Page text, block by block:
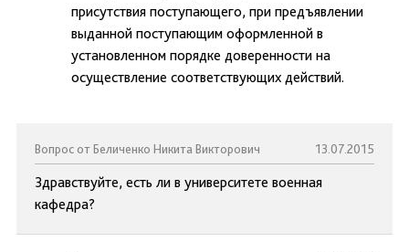
присутствия поступающего, при предъявлении
выданной поступающим оформленной в
установленном порядке доверенности на
осуществление соответствующих действий.
Вопрос от Беличенко Никита Викторович 13.07.2015
Здравствуйте, есть ли в университете военная
кафедра?